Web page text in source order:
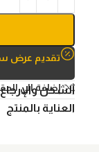
تقديم عرض
إضافة الي
الشحن والإرجاع
العناية بالمنتج